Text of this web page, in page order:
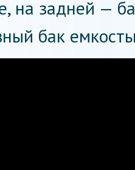
на задней —
бак